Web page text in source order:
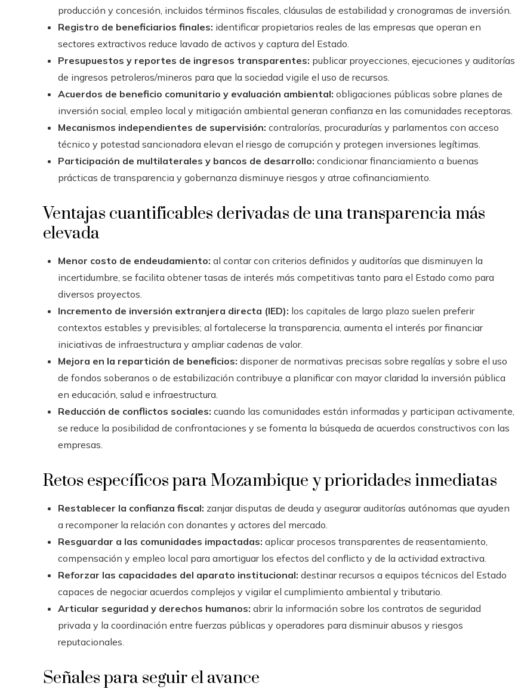
producción y concesión, incluidos términos fiscales, cláusulas de estabilidad y cronogramas de inversión.
Registro de beneficiarios finales: identificar propietarios reales de las empresas que operan en
sectores extractivos reduce lavado de activos y captura del Estado.
Presupuestos y reportes de ingresos transparentes: publicar proyecciones, ejecuciones y auditorías
de ingresos petroleros/mineros para que la sociedad vigile el uso de recursos.
Acuerdos de beneficio comunitario y evaluación ambiental: obligaciones públicas sobre planes de
inversión social, empleo local y mitigación ambiental generan confianza en las comunidades receptoras.
Mecanismos independientes de supervisión: contralorías, procuradurías y parlamentos con acceso
técnico y potestad sancionadora elevan el riesgo de corrupción y protegen inversiones legítimas.
Participación de multilaterales y bancos de desarrollo: condicionar financiamiento a buenas
prácticas de transparencia y gobernanza disminuye riesgos y atrae cofinanciamiento.
Ventajas cuantificables derivadas de una transparencia más
elevada
Menor costo de endeudamiento: al contar con criterios definidos y auditorías que disminuyen la
incertidumbre, se facilita obtener tasas de interés más competitivas tanto para el Estado como para
diversos proyectos.
Incremento de inversión extranjera directa (IED): los capitales de largo plazo suelen preferir
contextos estables y previsibles; al fortalecerse la transparencia, aumenta el interés por financiar
iniciativas de infraestructura y ampliar cadenas de valor.
Mejora en la repartición de beneficios: disponer de normativas precisas sobre regalías y sobre el uso
de fondos soberanos o de estabilización contribuye a planificar con mayor claridad la inversión pública
en educación, salud e infraestructura.
Reducción de conflictos sociales: cuando las comunidades están informadas y participan activamente,
se reduce la posibilidad de confrontaciones y se fomenta la búsqueda de acuerdos constructivos con las
empresas.
Retos específicos para Mozambique y prioridades inmediatas
Restablecer la confianza fiscal: zanjar disputas de deuda y asegurar auditorías autónomas que ayuden
a recomponer la relación con donantes y actores del mercado.
Resguardar a las comunidades impactadas: aplicar procesos transparentes de reasentamiento,
compensación y empleo local para amortiguar los efectos del conflicto y de la actividad extractiva.
Reforzar las capacidades del aparato institucional: destinar recursos a equipos técnicos del Estado
capaces de negociar acuerdos complejos y vigilar el cumplimiento ambiental y tributario.
Articular seguridad y derechos humanos: abrir la información sobre los contratos de seguridad
privada y la coordinación entre fuerzas públicas y operadores para disminuir abusos y riesgos
reputacionales.
Señales para seguir el avance